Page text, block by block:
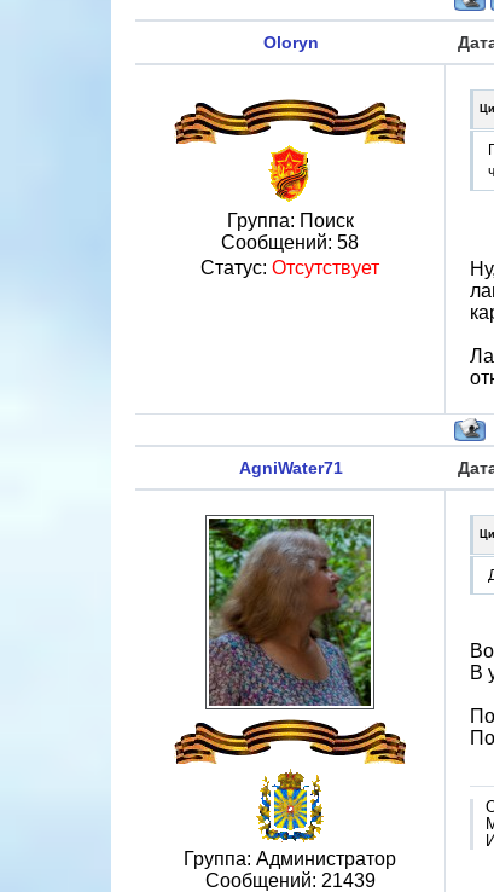
Oloryn
Группа: Поиск
Сообщений: 58
Статус: Отсутствует
AgniWater71
Группа: Администратор
Сообщений: 21439
В